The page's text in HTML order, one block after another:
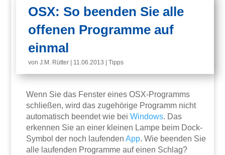
OSX: So beenden Sie alle
offenen Programme auf
einmal
vonJ.M. Rütter 11.06.2013 |Tipps
Wenn Sie das Fenster eines OSX-Programms
schließen, wird das zugehörige Programm nicht
automatisch beendet wie beiWindows. Das
erkennen Sie an einer kleinen Lampe beim Dock-
Symbol der noch laufendenApp. Wie beenden Sie
alle laufenden Programme auf einen Schlag?